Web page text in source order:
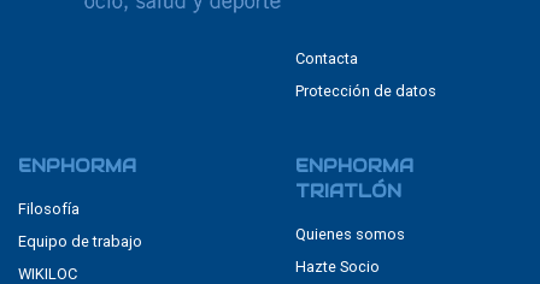
Contacta
Protección de datos
ENPHORMA
Filosofía
Equipo de trabajo
WIKILOC
ENPHORMA
TRIATLÓN
Quienes somos
Hazte Socio